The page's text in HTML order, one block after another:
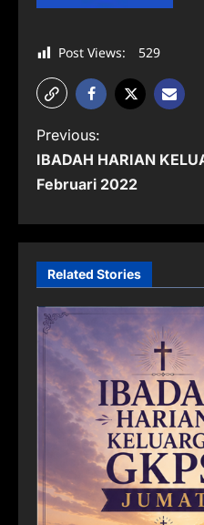
Post Views: 529
P
o
t
n
a
v
i
g
t
i
Previous:
IBADAH HARIAN
Februari 2022
Related Stories